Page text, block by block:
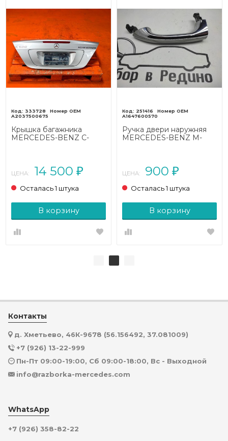
333728
A2037500675
Крышка багажника
MERCEDES-BENZ C-
ЦЕНА: 14 500 ₽
Осталась 1 штука
В корзину
251416
A1647600570
Ручка двери наружняя
MERCEDES-BENZ M-
ЦЕНА: 900 ₽
Осталась 1 штука
В корзину
Контакты
д. Хметьево, 46К-9678 (56.156492, 37.081009)
+7 (926) 13-22-999
Пн-Пт 09:00-19:00, Сб 09:00-18:00, Вс - Выходной
info@razborka-mercedes.com
WhatsApp
+7 (926) 358-82-22